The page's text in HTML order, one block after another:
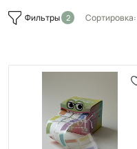
Фильтры Сортировка: